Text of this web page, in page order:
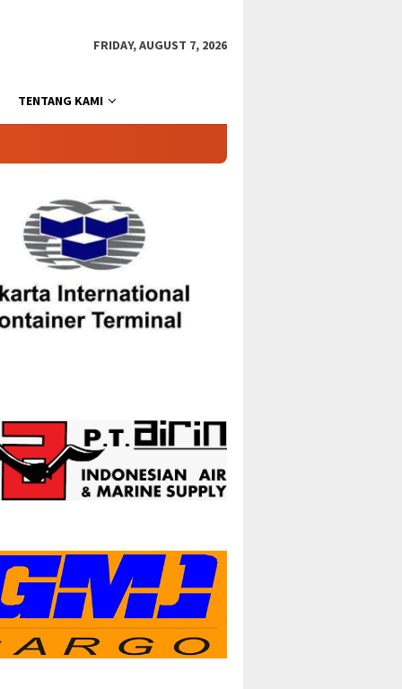
FRIDAY, AUGUST 7, 2026
TENTANG KAMI